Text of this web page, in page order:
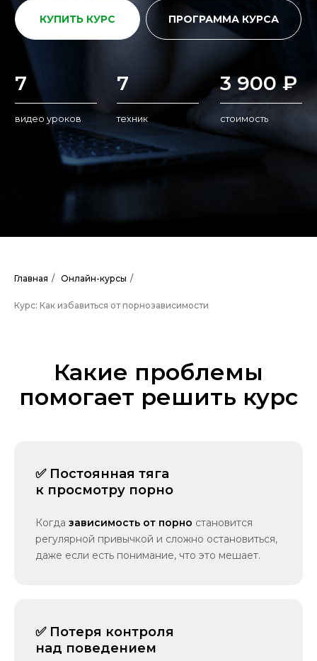
Главная / Онлайн-курсы /
Курс: Как избавиться от порнозависимости
Какие проблемы
помогает решить курс
✅ Постоянная тяга
к просмотру порно
Когда зависимость от порно становится
регулярной привычкой и сложно остановиться,
даже если есть понимание, что это мешает.
✅ Потеря контроля
над поведением